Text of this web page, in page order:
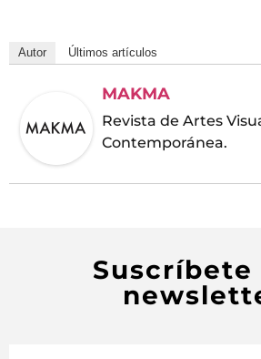
Autor Últimos artículos
MAKMA
Revista de Artes
Contemporánea.
Suscríbete